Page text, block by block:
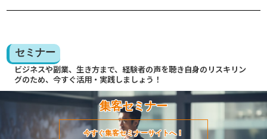
セミナー
ビジネスや副業、生き方まで、経験者の声を聴き自身のリスキリン
グのため、今すぐ活用・実践しましょう！
集客セミナー
今すぐ集客セミナーサイトへ！